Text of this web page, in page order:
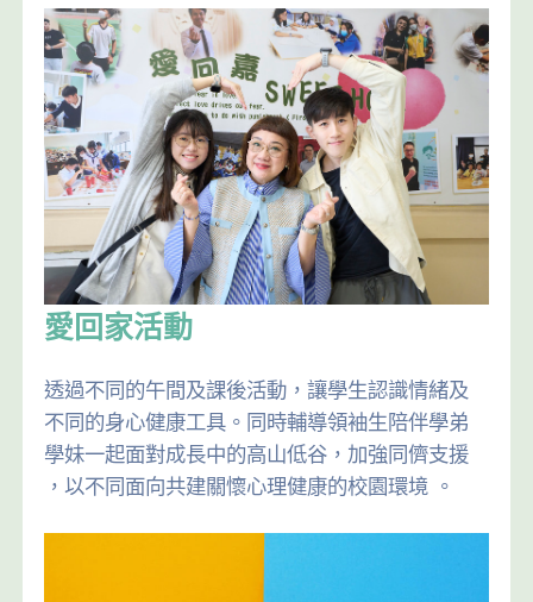
愛回家活動
透過不同的午間及課後活動，讓學生認識情緒及
不同的身心健康工具。同時輔導領袖生陪伴學弟
學妹一起面對成長中的高山低谷，加強同儕支援
，以不同面向共建關懷心理健康的校園環境 。